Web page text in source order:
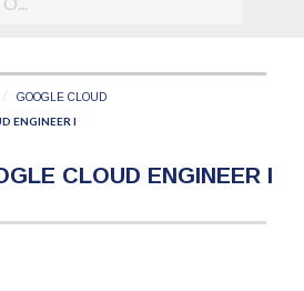
GOOGLE CLOUD
ENGINEER I
CLOUD ENGINEER I